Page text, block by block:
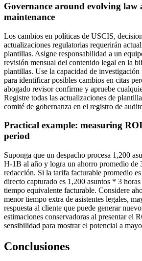
Governance around evolving law
maintenance
Los cambios en políticas de USCIS,
actualizaciones regulatorias requerirán
plantillas. Asigne responsabilidad a un
revisión mensual del contenido legal en la
plantillas. Use la capacidad de
para identificar posibles cambios en citas
abogado revisor confirme y apruebe
Registre todas las actualizaciones de
comité de gobernanza en el registro de
Practical example: measuring
period
Suponga que un despacho procesa 1,200
H-1B al año y logra un ahorro promedio de
redacción. Si la tarifa facturable promedio
directo capturado es 1,200 asuntos * 3
tiempo equivalente facturable. Considere
menor tiempo extra de asistentes legales,
respuesta al cliente que puede generar
estimaciones conservadoras al presentar el
sensibilidad para mostrar el potencial a
Conclusiones